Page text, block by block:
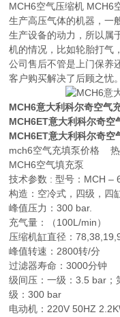
MCH6空气压缩机 MCH6
生产高压气体的机器，一
生产设备的动力，所以属
机的情况，比如轮胎打气
公司售后不管是上门保养
客户购买解决了后顾之忧。
MCH6意大利科尔奇空气
MCH6ET意大利科尔奇空
MCH6ET意大利科尔奇空
mch6空气充填泵价格
MCH6空气填充泵
技术参数 : 型号：MCH –
构造：空冷式，四级，四
峰值压力：300 bar.
充气量：（100L/min）
压缩机缸直径：
峰值转速：2800转/分
过滤器寿命：3000分钟
级间压：一级：3.5 bar
级：300 bar
电动机：220V 50HZ